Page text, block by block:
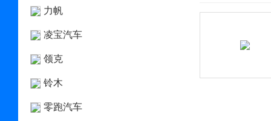
力帆
凌宝汽车
领克
铃木
零跑汽车